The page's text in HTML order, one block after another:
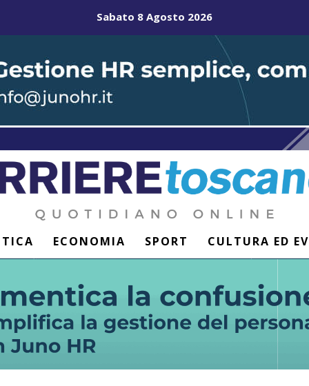
Sabato 8 Agosto 2026
ECONOMIA SPORT CULTURA ED